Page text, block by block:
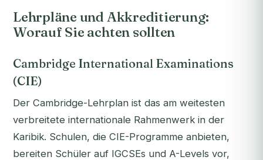
Lehrpläne und Akkreditierung:
Worauf Sie achten sollten
Cambridge International Examinations
(CIE)
Der Cambridge-Lehrplan ist das am weitesten
verbreitete internationale Rahmenwerk in der
Karibik. Schulen, die CIE-Programme anbieten,
bereiten Schüler auf IGCSEs und A-Levels vor,